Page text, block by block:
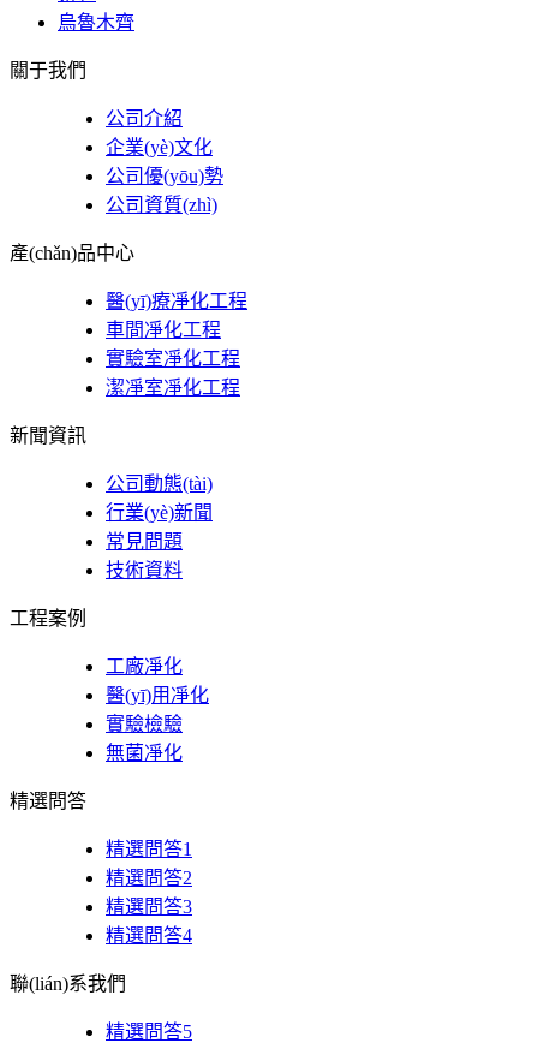
烏魯木齊
關于我們
公司介紹
企業(yè)文化
公司優(yōu)勢
公司資質(zhì)
產(chǎn)品中心
醫(yī)療凈化工程
車間凈化工程
實驗室凈化工程
潔凈室凈化工程
新聞資訊
公司動態(tài)
行業(yè)新聞
常見問題
技術資料
工程案例
工廠凈化
醫(yī)用凈化
實驗檢驗
無菌凈化
精選問答
精選問答1
精選問答2
精選問答3
精選問答4
聯(lián)系我們
精選問答5